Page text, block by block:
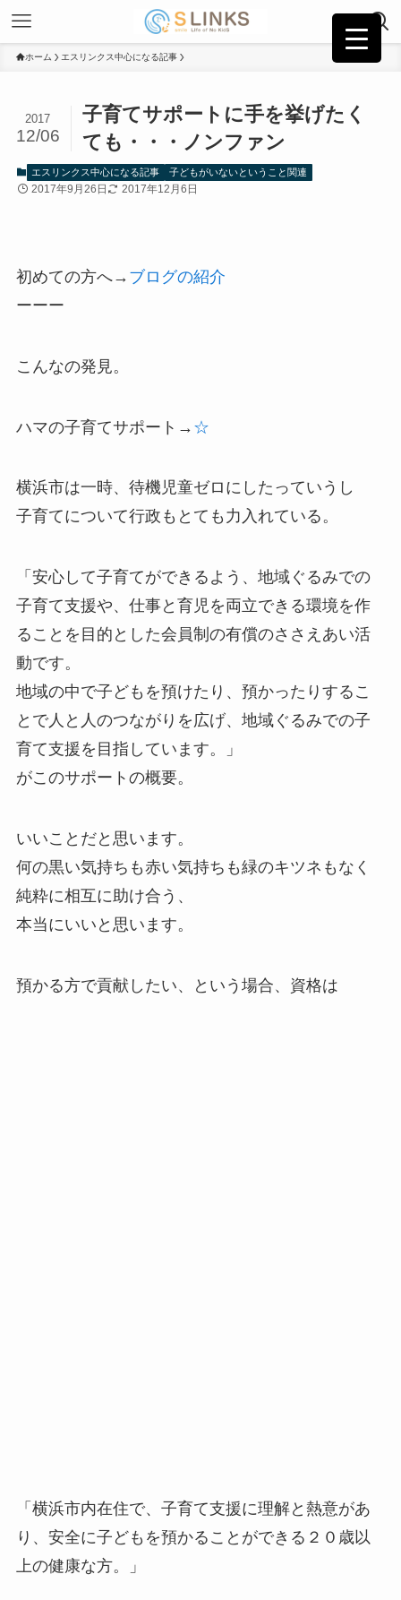
ホーム エスリンクス中心になる記事
子育てサポートに手を挙げたく
ても・・・ノンファン
2017
12/06
エスリンクス中心になる記事 子どもがいないということ関連
2017年9月26日 2017年12月6日
初めての方へ→ ブログの紹介
ーーー
こんなの発見。
ハマの子育てサポート→ ☆
横浜市は一時、待機児童ゼロにしたっていうし
子育てについて行政もとても力入れている。
「安心して子育てができるよう、地域ぐるみでの
子育て支援や、仕事と育児を両立できる環境を作
ることを目的とした会員制の有償のささえあい活
動です。
地域の中で子どもを預けたり、預かったりするこ
とで人と人のつながりを広げ、地域ぐるみでの子
育て支援を目指しています。」
がこのサポートの概要。
いいことだと思います。
何の黒い気持ちも赤い気持ちも緑のキツネもなく
純粋に相互に助け合う、
本当にいいと思います。
預かる方で貢献したい、という場合、資格は
「横浜市内在住で、子育て支援に理解と熱意があ
り、安全に子どもを預かることができる２０歳以
上の健康な方。」